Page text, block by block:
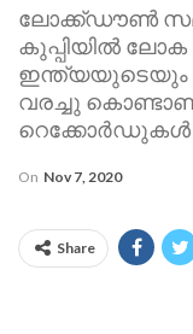
ലോക്ക്ഡൗൺ
കുപ്പിയിൽ ലോക
ഇന്ത്യയുടെയും
വരച്ചു
റെക്കോർഡുകൾ
On Nov 7, 2020
Share